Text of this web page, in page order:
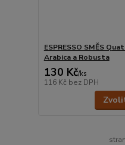
ESPRESSO SMĚS
Arabica a Robusta
130 Kč/ks
116 Kč bez DPH